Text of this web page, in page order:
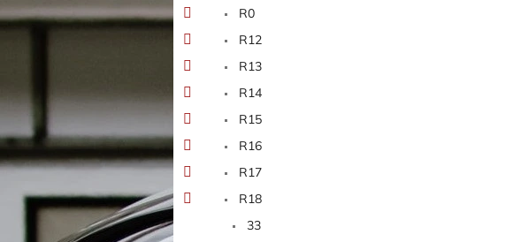
í
p
l
R0
R12
R13
R14
R15
R16
R17
R18
33